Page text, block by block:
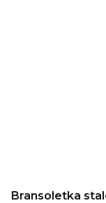
Bransoletka